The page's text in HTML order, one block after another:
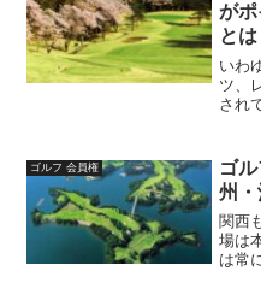
が
とは
いわ
ツ、
され
録し
た。
ゴルフ 会員権
ゴ
州
関西
場は
は常